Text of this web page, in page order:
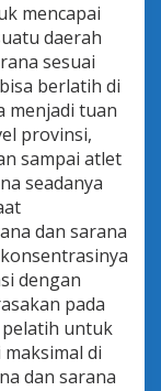
mencapai
daerah
sesuai
berlatih di
menjadi tuan
provinsi,
sampai atlet
seadanya
dan sarana
dengan
pada
untuk
di
dan sarana